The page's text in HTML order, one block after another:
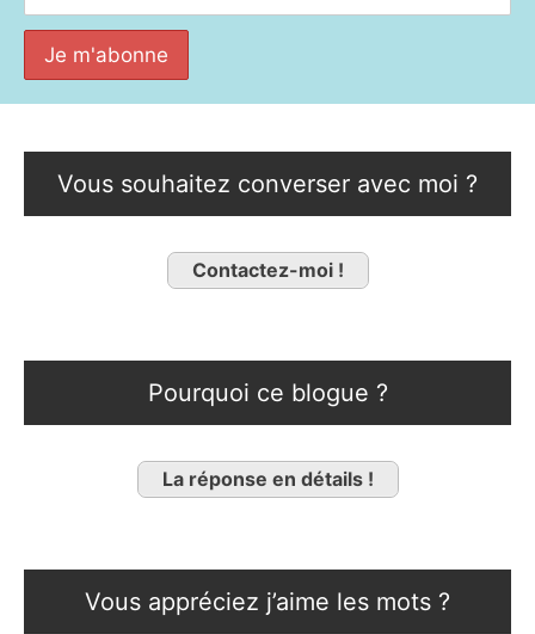
Vous souhaitez converser avec moi ?
Contactez-moi !
Pourquoi ce blogue ?
La réponse en détails !
Vous appréciez j’aime les mots ?